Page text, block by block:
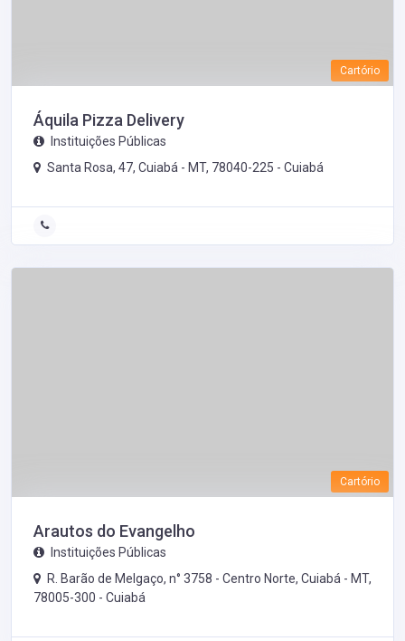
Cartório
Áquila Pizza Delivery
Instituições Públicas
Santa Rosa, 47, Cuiabá - MT, 78040-225 - Cuiabá
Cartório
Arautos do Evangelho
Instituições Públicas
R. Barão de Melgaço, n° 3758 - Centro Norte, Cuiabá - MT,
78005-300 - Cuiabá